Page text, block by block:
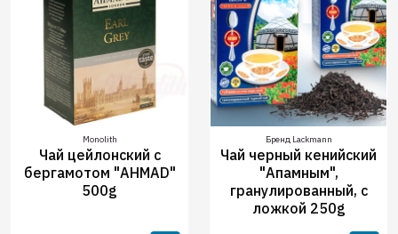
Monolith
Чай цейлонский с
бергамотом "AHMAD"
500g
Бренд Lackmann
Чай черный кенийский
"Апамным",
гранулированный, с
ложкой 250g